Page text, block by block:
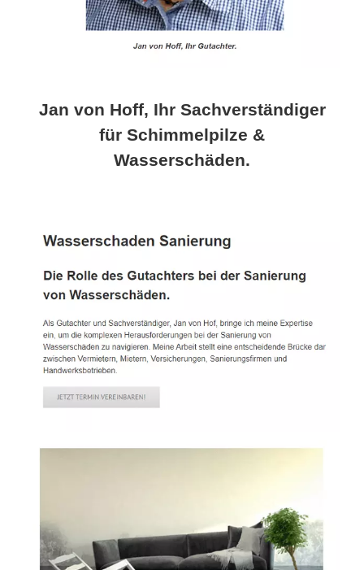
Jan von Hoff, Ihr Sachverständiger
für Schimmelpilze &
Wasserschäden.